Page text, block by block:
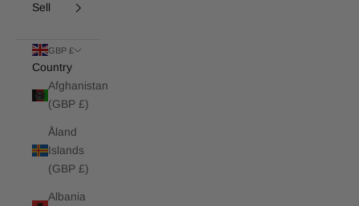
Sell
GBP £
Country
Afghanistan
(GBP £)
Åland
Islands
(GBP £)
Albania